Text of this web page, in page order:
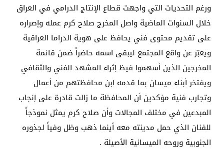
ورغم التحديات التي واجهت قطاع الإنتاج الدرامي في العراق
خلال السنوات الماضية واصل المخرج صلاح كرم عمله وإصراره
على تقديم محتوى فني يحافظ على هوية الدراما العراقية
ويعبّر عن واقع المجتمع ليبقى اسمه حاضراً ضمن قائمة
المخرجين الذين أسهموا فيظ إثراء المشهد الفني والثقافي
ويفتخر أبناء ميسان بما قدمه ابن محافظتهم من أعمال
وتجارب فنية مؤكدين أن المحافظة ما زالت قادرة على إنجاب
المبدعين في مختلف المجالات وأن صلاح كرم يمثل نموذجاً
للفنان الذي حمل مدينته معه أينما ذهب وظل وفياً لجذوره
الجنوبية وروحه الميسانية الأصيلة .